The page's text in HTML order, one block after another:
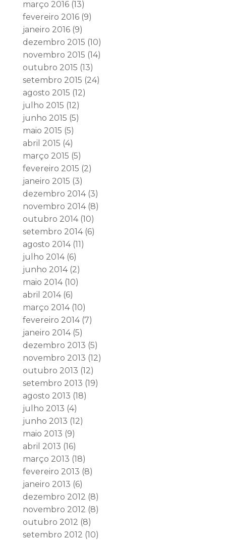
março 2016(13)
fevereiro 2016(9)
janeiro 2016(9)
dezembro 2015 (10)
novembro 2015 (14)
outubro 2015 (13)
setembro 2015 (24)
agosto 2015 (12)
julho 2015 (12)
junho 2015 (5)
maio 2015 (5)
abril 2015 (4)
março 2015 (5)
fevereiro 2015 (2)
janeiro 2015 (3)
dezembro 2014(3)
novembro 2014(8)
outubro 2014(10)
setembro 2014(6)
agosto 2014(11)
julho 2014(6)
junho 2014(2)
maio 2014(10)
abril 2014(6)
março 2014(10)
fevereiro 2014(7)
janeiro 2014(5)
dezembro 2013 (5)
novembro 2013 (12)
outubro 2013 (12)
setembro 2013 (19)
agosto 2013 (18)
julho 2013 (4)
junho 2013 (12)
maio 2013 (9)
abril 2013 (16)
março 2013 (18)
fevereiro 2013 (8)
janeiro 2013 (6)
dezembro 2012 (8)
novembro 2012 (8)
outubro 2012 (8)
setembro 2012 (10)